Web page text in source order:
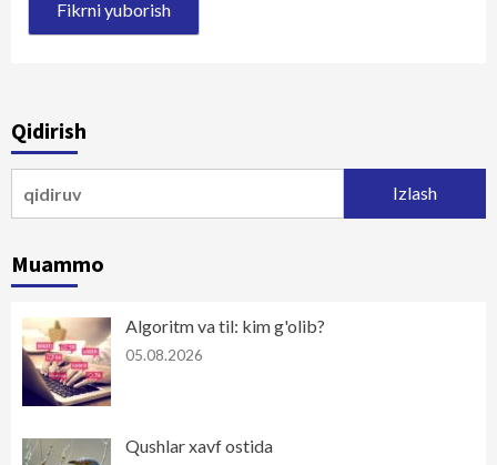
Qidirish
Muammo
Algoritm va til: kim g'olib?
05.08.2026
Qushlar xavf ostida